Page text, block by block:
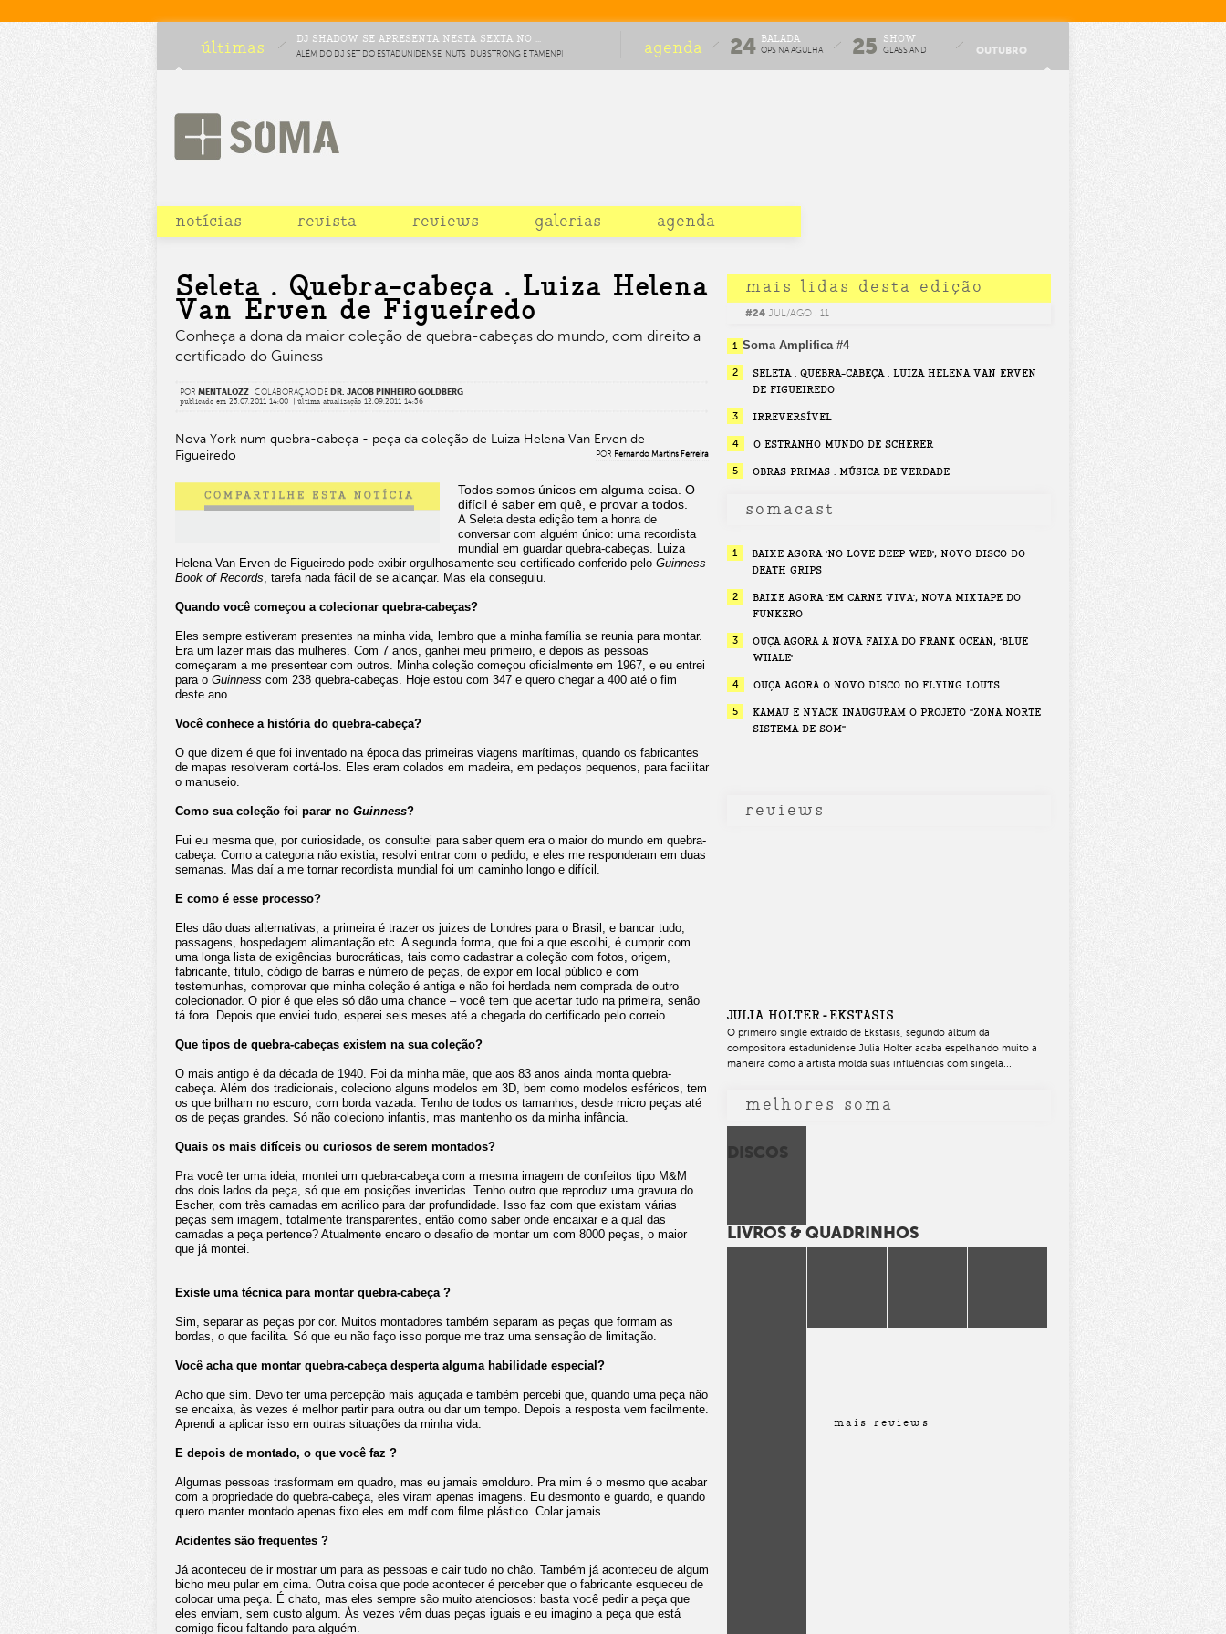
últimas DJ SHADOW SE APRESENTA NESTA SEXTA NO ...
ALÉM DO DJ SET DO ESTADUNIDENSE, NUTS, DUBSTRONG E TAMENPI
COMPLETAM O LINEUP DA COMEMORAÇÃO DE DEZ ANOS DA FESTA
agenda 24 BALADA
OPS NA AGULHA
25 SHOW
GLASS AND
OUTUBRO
notícias revista reviews galerias agenda
Seleta . Quebra-cabeça . Luiza Helena
Van Erven de Figueiredo
Conheça a dona da maior coleção de quebra-cabeças do mundo, com direito a
certificado do Guiness
POR MENTALOZZ COLABORAÇÃO DE DR. JACOB PINHEIRO GOLDBERG
publicado em 25.07.2011 14:00 | última atualização 12.09.2011 14:56
Nova York num quebra-cabeça - peça da coleção de Luiza Helena Van Erven de
Figueiredo
POR Fernando Martins Ferreira
Todos somos únicos em alguma coisa. O
difícil é saber em quê, e provar a todos.
A Seleta desta edição tem a honra de
conversar com alguém único: uma recordista
mundial em guardar quebra-cabeças. Luiza
Helena Van Erven de Figueiredo pode exibir orgulhosamente seu certificado conferido pelo Guinness
Book of Records, tarefa nada fácil de se alcançar. Mas ela conseguiu.
Quando você começou a colecionar quebra-cabeças?
Eles sempre estiveram presentes na minha vida, lembro que a minha família se reunia para montar.
Era um lazer mais das mulheres. Com 7 anos, ganhei meu primeiro, e depois as pessoas
começaram a me presentear com outros. Minha coleção começou oficialmente em 1967, e eu entrei
para o Guinness com 238 quebra-cabeças. Hoje estou com 347 e quero chegar a 400 até o fim
deste ano.
Você conhece a história do quebra-cabeça?
O que dizem é que foi inventado na época das primeiras viagens marítimas, quando os fabricantes
de mapas resolveram cortá-los. Eles eram colados em madeira, em pedaços pequenos, para facilitar
o manuseio.
Como sua coleção foi parar no Guinness?
Fui eu mesma que, por curiosidade, os consultei para saber quem era o maior do mundo em quebra-
cabeça. Como a categoria não existia, resolvi entrar com o pedido, e eles me responderam em duas
semanas. Mas daí a me tornar recordista mundial foi um caminho longo e difícil.
E como é esse processo?
Eles dão duas alternativas, a primeira é trazer os juizes de Londres para o Brasil, e bancar tudo,
passagens, hospedagem alimantação etc. A segunda forma, que foi a que escolhi, é cumprir com
uma longa lista de exigências burocráticas, tais como cadastrar a coleção com fotos, origem,
fabricante, titulo, código de barras e número de peças, de expor em local público e com
testemunhas, comprovar que minha coleção é antiga e não foi herdada nem comprada de outro
colecionador. O pior é que eles só dão uma chance – você tem que acertar tudo na primeira, senão
tá fora. Depois que enviei tudo, esperei seis meses até a chegada do certificado pelo correio.
Que tipos de quebra-cabeças existem na sua coleção?
O mais antigo é da década de 1940. Foi da minha mãe, que aos 83 anos ainda monta quebra-
cabeça. Além dos tradicionais, coleciono alguns modelos em 3D, bem como modelos esféricos, tem
os que brilham no escuro, com borda vazada. Tenho de todos os tamanhos, desde micro peças até
os de peças grandes. Só não coleciono infantis, mas mantenho os da minha infância.
Quais os mais difíceis ou curiosos de serem montados?
Pra você ter uma ideia, montei um quebra-cabeça com a mesma imagem de confeitos tipo M&M
dos dois lados da peça, só que em posições invertidas. Tenho outro que reproduz uma gravura do
Escher, com três camadas em acrilico para dar profundidade. Isso faz com que existam várias
peças sem imagem, totalmente transparentes, então como saber onde encaixar e a qual das
camadas a peça pertence? Atualmente encaro o desafio de montar um com 8000 peças, o maior
que já montei.
Existe uma técnica para montar quebra-cabeça ?
Sim, separar as peças por cor. Muitos montadores também separam as peças que formam as
bordas, o que facilita. Só que eu não faço isso porque me traz uma sensação de limitação.
Você acha que montar quebra-cabeça desperta alguma habilidade especial?
Acho que sim. Devo ter uma percepção mais aguçada e também percebi que, quando uma peça não
se encaixa, às vezes é melhor partir para outra ou dar um tempo. Depois a resposta vem facilmente.
Aprendi a aplicar isso em outras situações da minha vida.
E depois de montado, o que você faz ?
Algumas pessoas trasformam em quadro, mas eu jamais emolduro. Pra mim é o mesmo que acabar
com a propriedade do quebra-cabeça, eles viram apenas imagens. Eu desmonto e guardo, e quando
quero manter montado apenas fixo eles em mdf com filme plástico. Colar jamais.
Acidentes são frequentes ?
Já aconteceu de ir mostrar um para as pessoas e cair tudo no chão. Também já aconteceu de algum
bicho meu pular em cima. Outra coisa que pode acontecer é perceber que o fabricante esqueceu de
colocar uma peça. É chato, mas eles sempre são muito atenciosos: basta você pedir a peça que
eles enviam, sem custo algum. Às vezes vêm duas peças iguais e eu imagino a peça que está
comigo ficou faltando para alguém.
mais lidas desta edição
#24 JUL/AGO . 11
1 Soma Amplifica #4
2
SELETA . QUEBRA-CABEÇA . LUIZA HELENA VAN ERVEN
DE FIGUEIREDO
3 IRREVERSÍVEL
4 O ESTRANHO MUNDO DE SCHERER
5 OBRAS PRIMAS . MÚSICA DE VERDADE
somacast
1
BAIXE AGORA 'NO LOVE DEEP WEB', NOVO DISCO DO
DEATH GRIPS
2
BAIXE AGORA 'EM CARNE VIVA', NOVA MIXTAPE DO
FUNKERO
3
OUÇA AGORA A NOVA FAIXA DO FRANK OCEAN, 'BLUE
WHALE'
4 OUÇA AGORA O NOVO DISCO DO FLYING LOUTS
5
KAMAU E NYACK INAUGURAM O PROJETO "ZONA NORTE
SISTEMA DE SOM"
reviews
JULIA HOLTER-EKSTASIS
O primeiro single extraído de Ekstasis, segundo álbum da
compositora estadunidense Julia Holter acaba espelhando muito a
maneira como a artista molda suas influências com singela...
melhores soma
DISCOS
LIVROS & QUADRINHOS
mais reviews